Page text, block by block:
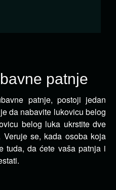
patnje
patnje, postoji jedan
da nabavite lukovicu belog
belog luka ukrstite dve
se, kada osoba koja
tuda, da ćete vaša patnja i